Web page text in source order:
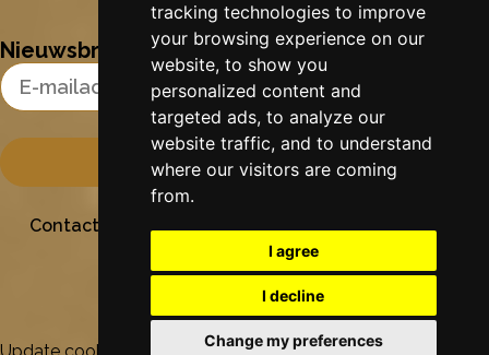
tracking technologies to improve
your browsing experience on our
website, to show you
personalized content and
targeted ads, to analyze our
website traffic, and to understand
where our visitors are coming
from.
I agree
I decline
Change my preferences
Nieuwsbrief
Email Address
Contact Stichting SielesâltPrivacyColofon